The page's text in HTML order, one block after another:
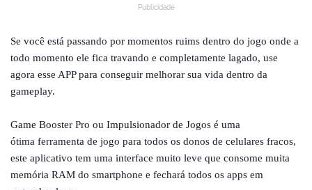
Publicidade
Se você está passando por momentos ruims dentro do jogo onde a
todo momento ele fica travando e completamente lagado, use
agora esse APP para conseguir melhorar sua vida dentro da
gameplay.
Game Booster Pro ou Impulsionador de Jogos é uma
ótima ferramenta de jogo para todos os donos de celulares fracos,
este aplicativo tem uma interface muito leve que consome muita
memória RAM do smartphone e fechará todos os apps em